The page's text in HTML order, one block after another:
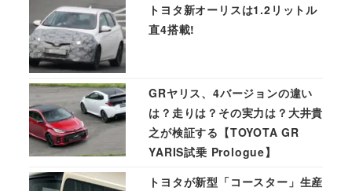
トヨタ新オーリスは1.2リットル
直4搭載!
GRヤリス、4バージョンの違い
は？走りは？その実力は？大井貴
之が検証する【TOYOTA GR
YARIS試乗 Prologue】
トヨタが新型「コースター」生産